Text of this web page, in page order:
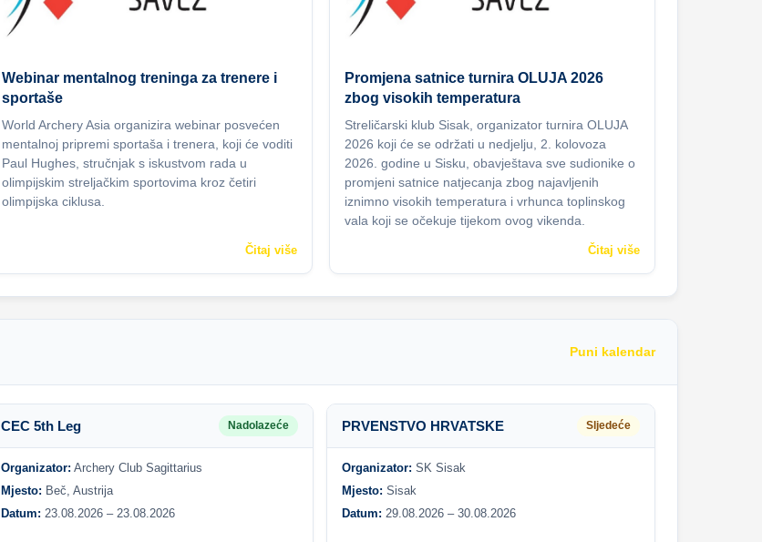
Webinar mentalnog treninga za trenere i
sportaše
World Archery Asia organizira webinar posvećen
mentalnoj pripremi sportaša i trenera, koji će voditi
Paul Hughes, stručnjak s iskustvom rada u
olimpijskim streljačkim sportovima kroz četiri
olimpijska ciklusa.
Čitaj više
Promjena satnice turnira OLUJA 2026
zbog visokih temperatura
Streličarski klub Sisak, organizator turnira OLUJA
2026 koji će se održati u nedjelju, 2. kolovoza
2026. godine u Sisku, obavještava sve sudionike o
promjeni satnice natjecanja zbog najavljenih
iznimno visokih temperatura i vrhunca toplinskog
vala koji se očekuje tijekom ovog vikenda.
Čitaj više
Puni kalendar
CEC 5th Leg Nadolazeće
Organizator: Archery Club Sagittarius
Mjesto: Beč, Austrija
Datum: 23.08.2026 – 23.08.2026
PRVENSTVO HRVATSKE Sljedeće
Organizator: SK Sisak
Mjesto: Sisak
Datum: 29.08.2026 – 30.08.2026